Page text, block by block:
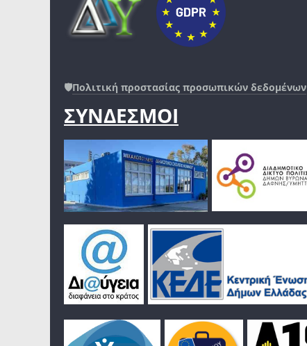
🛡️Πολιτική προστασίας προσωπικών δεδομένων
ΣΥΝΔΕΣΜΟΙ